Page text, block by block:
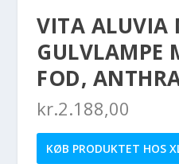
VITA ALUVIA
GULVLAMPE
FOD,
kr.2.188,00
KØB PRODUKTET HOS